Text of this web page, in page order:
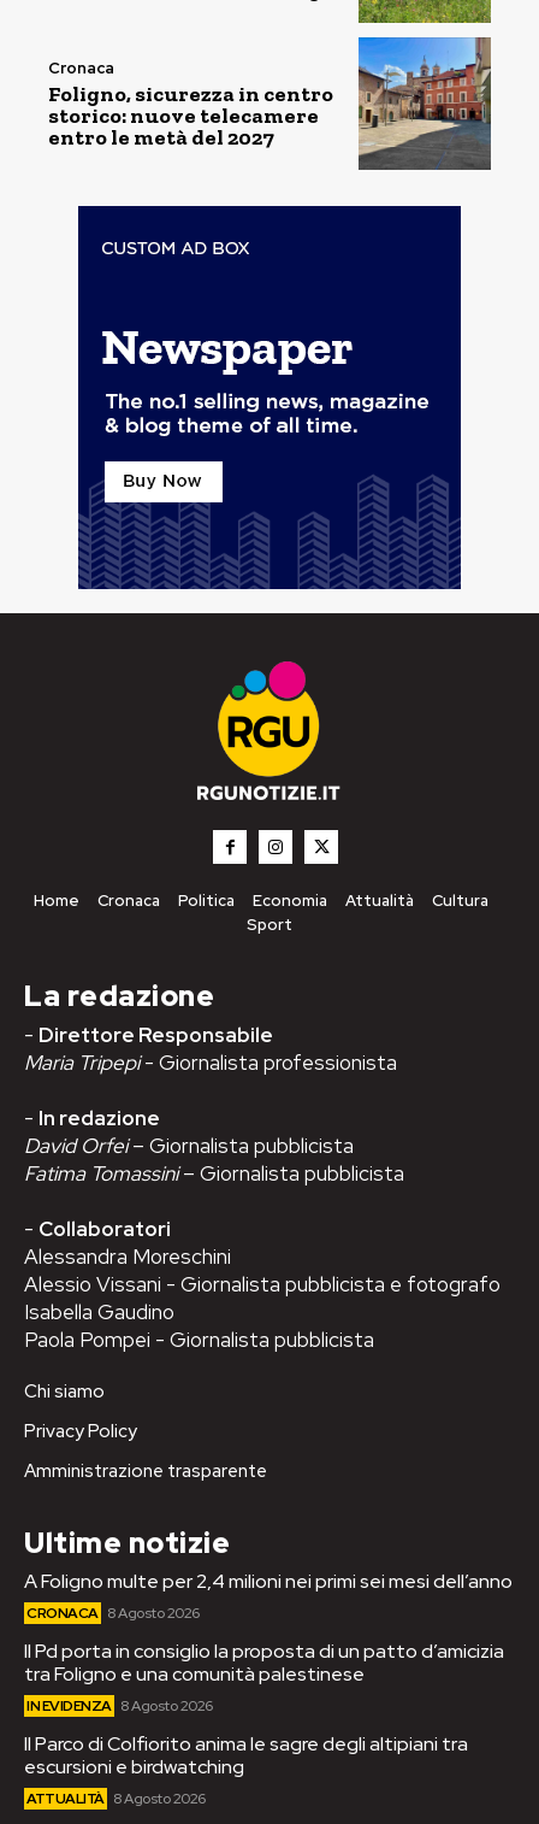
Cronaca
Foligno, sicurezza in centro
storico: nuove telecamere
entro le metà del 2027
Home Cronaca Politica Economia Attualità
Cultura
Sport
La redazione
- Direttore Responsabile
Maria Tripepi- Giornalista professionista
- In redazione
David Orfei– Giornalista pubblicista
Fatima Tomassini– Giornalista pubblicista
- Collaboratori
Alessandra Moreschini
Alessio Vissani - Giornalista pubblicista e fotografo
Isabella Gaudino
Paola Pompei - Giornalista pubblicista
Chi siamo
Privacy Policy
Amministrazione trasparente
Ultime notizie
A Foligno multe per 2,4 milioni nei primi sei mesi dell’anno
CRONACA 8 Agosto 2026
Il Pd porta in consiglio la proposta di un patto d’amicizia
tra Foligno e una comunità palestinese
IN EVIDENZA 8 Agosto 2026
Il Parco di Colfiorito anima le sagre degli altipiani tra
escursioni e birdwatching
ATTUALITÀ 8 Agosto 2026